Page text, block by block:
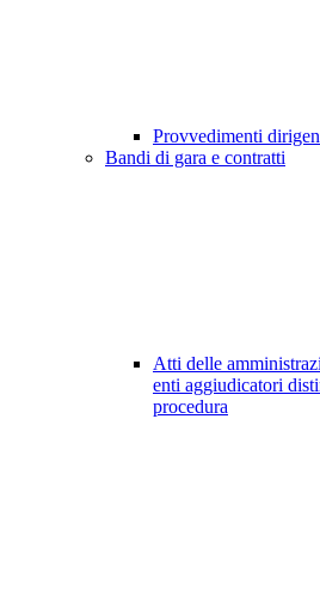
Provvedimenti
Bandi di gara e contratti
Atti delle
enti aggiudicatori
procedura